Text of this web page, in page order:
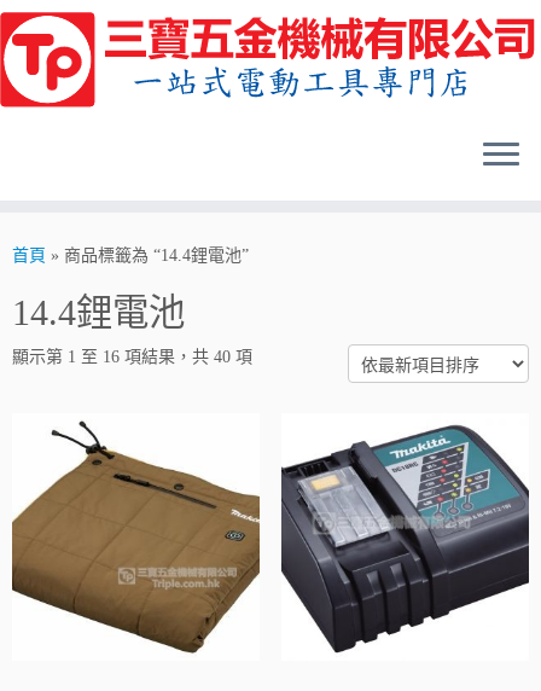
Skip
to
content
首頁 » 商品標籤為 “14.4鋰電池”
14.4鋰電池
顯示第 1 至 16 項結果，共 40 項